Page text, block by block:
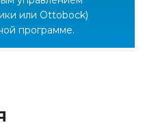
или Ottobock)
программе.